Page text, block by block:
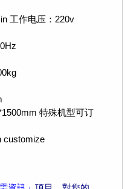
工作电压：220v
特殊机型可订
customize